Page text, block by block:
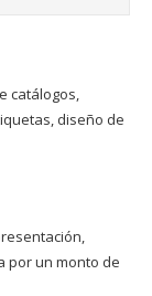
catálogos,
diseño de
por un monto de